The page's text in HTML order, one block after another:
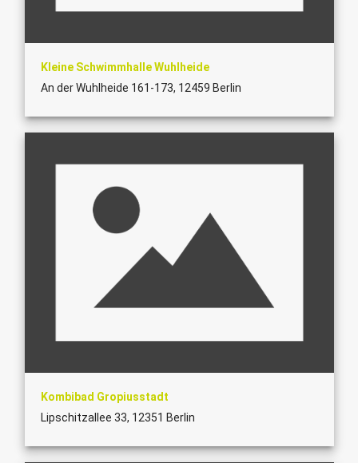
Kleine Schwimmhalle Wuhlheide
An der Wuhlheide 161-173, 12459 Berlin
Kombibad Gropiusstadt
Lipschitzallee 33, 12351 Berlin